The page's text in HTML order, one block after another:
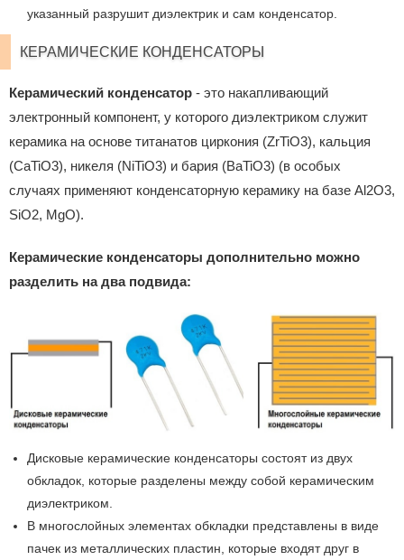
указанный разрушит диэлектрик и сам конденсатор.
КЕРАМИЧЕСКИЕ КОНДЕНСАТОРЫ
Керамический конденсатор - это накапливающий
электронный компонент, у которого диэлектриком служит
керамика на основе титанатов циркония (ZrTiO3), кальция
(CaTiO3), никеля (NiTiO3) и бария (BaTiO3) (в особых
случаях применяют конденсаторную керамику на базе Al2O3,
SiO2, MgO).
Керамические конденсаторы дополнительно можно
разделить на два подвида:
Дисковые керамические конденсаторы состоят из двух
обкладок, которые разделены между собой керамическим
диэлектриком.
В многослойных элементах обкладки представлены в виде
пачек из металлических пластин, которые входят друг в